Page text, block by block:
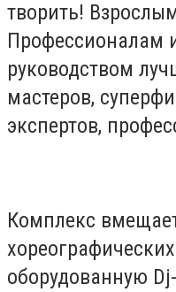
творить!
Профессионалам
руководством
мастеров,
экспертов,
Комплекс
оборудованную